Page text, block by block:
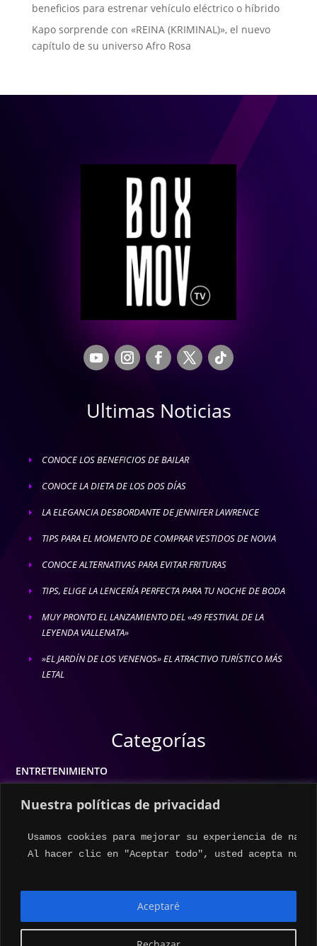
Nuestra políticas de privacidad
Usamos cookies para mejorar su experiencia de
Al hacer clic en "Aceptar todo", usted acepta
Aceptaré
beneficios para estrenar vehículo eléctrico o híbrido
Kapo sorprende con «REINA (KRIMINAL)», el nuevo
capítulo de su universo Afro Rosa
Ultimas Noticias
E CONOCE LOS BENEFICIOS DE BAILAR
E CONOCE LA DIETA DE LOS DOS DÍAS
E LA ELEGANCIA DESBORDANTE DE JENNIFER LAWRENCE
E TIPS PARA EL MOMENTO DE COMPRAR VESTIDOS DE NOVIA
E CONOCE ALTERNATIVAS PARA EVITAR FRITURAS
E TIPS, ELIGE LA LENCERÍA PERFECTA PARA TU NOCHE DE BODA
E
MUY PRONTO EL LANZAMIENTO DEL «49 FESTIVAL DE LA
LEYENDA VALLENATA»
E
»EL JARDÍN DE LOS VENENOS» EL ATRACTIVO TURÍSTICO MÁS
LETAL
Categorías
ENTRETENIMIENTO
ESTILO DE VIDA